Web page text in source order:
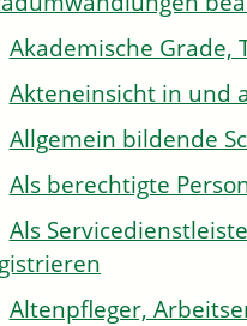
Akademische Grade,
Akteneinsicht in und
Allgemein bildende
Als berechtigte
Als
Altenpfleger,